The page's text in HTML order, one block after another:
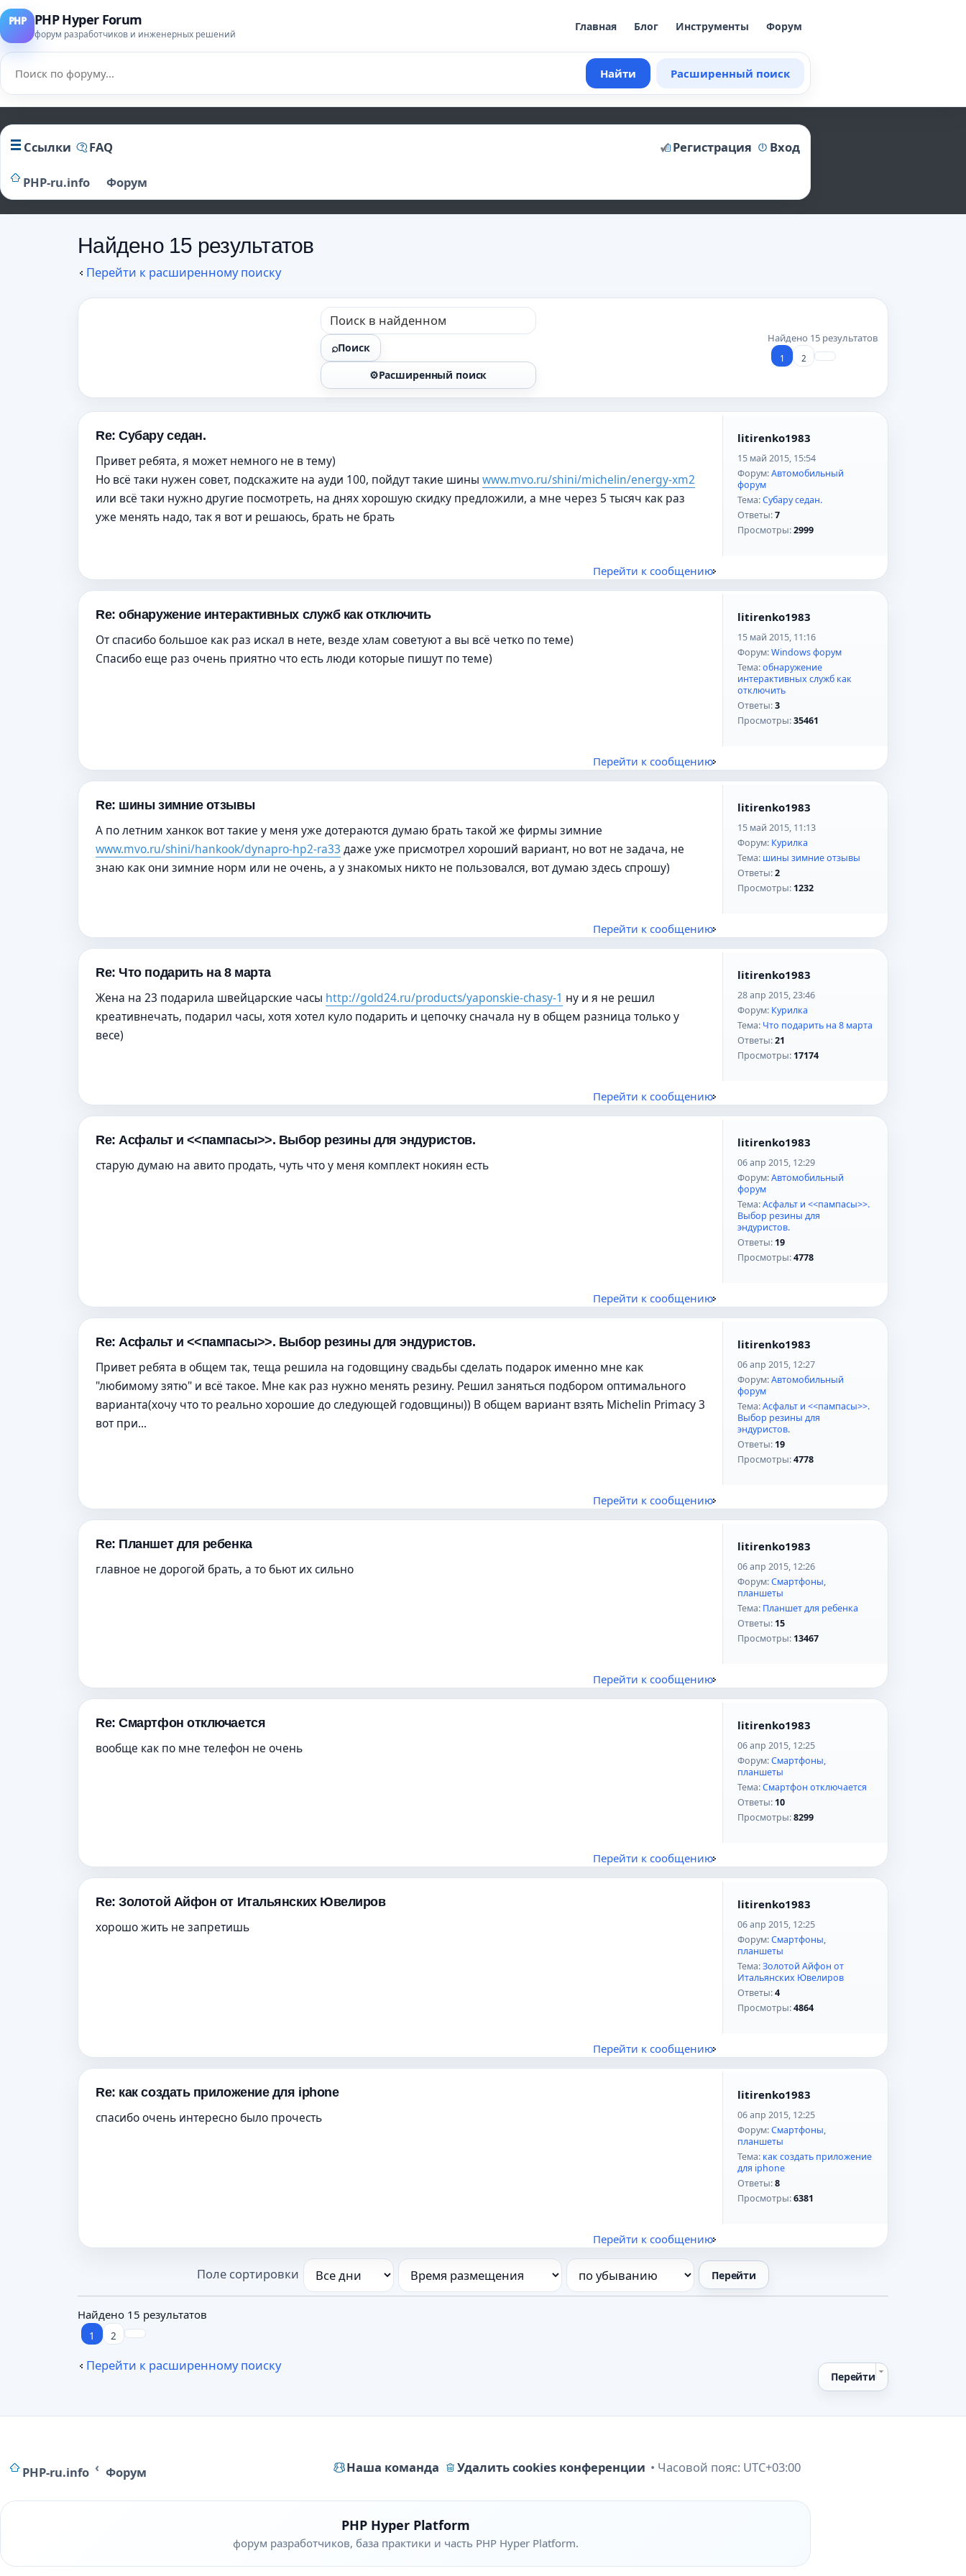
PHP Hyper Forum
форум разработчиков и инженерных решений
Главная Блог Инструменты Форум
Найти Расширенный поиск
Ссылки FAQ Вход
Регистрация
PHP-ru.info Форум
Найдено 15 результатов
Перейти к расширенному поиску
Поиск
Расширенный поиск
Найдено 15 результатов
1 2
litirenko1983
15 май 2015, 15:54
Форум:Автомобильный
форум
Тема:Субару седан.
Ответы:7
Просмотры:2999
Re: Субару седан.
Привет ребята, я может немного не в тему)
Но всё таки нужен совет, подскажите на ауди 100, пойдут такие шины www.mvo.ru/shini/michelin/energy-xm2
или всё таки нужно другие посмотреть, на днях хорошую скидку предложили, а мне через 5 тысяч как раз
уже менять надо, так я вот и решаюсь, брать не брать
Перейти к сообщению
litirenko1983
15 май 2015, 11:16
Форум:Windows форум
Тема:обнаружение
интерактивных служб как
отключить
Ответы:3
Просмотры:35461
Re: обнаружение интерактивных служб как отключить
От спасибо большое как раз искал в нете, везде хлам советуют а вы всё четко по теме)
Спасибо еще раз очень приятно что есть люди которые пишут по теме)
Перейти к сообщению
litirenko1983
15 май 2015, 11:13
Форум: Курилка
Тема: шины зимние отзывы
Ответы:2
Просмотры: 1232
Re: шины зимние отзывы
А по летним ханкок вот такие у меня уже дотераются думаю брать такой же фирмы зимние
www.mvo.ru/shini/hankook/dynapro-hp2-ra33 даже уже присмотрел хороший вариант, но вот не задача, не
знаю как они зимние норм или не очень, а у знакомых никто не пользовался, вот думаю здесь спрошу)
Перейти к сообщению
litirenko1983
28 апр 2015, 23:46
Форум: Курилка
Тема: Что подарить на 8 марта
Ответы:21
Просмотры: 17174
Re: Что подарить на 8 марта
Жена на 23 подарила швейцарские часы http://gold24.ru/products/yaponskie-chasy-1 ну и я не решил
креативнечать, подарил часы, хотя хотел куло подарить и цепочку сначала ну в общем разница только у
весе)
Перейти к сообщению
litirenko1983
06 апр 2015, 12:29
Форум:Автомобильный
форум
Тема:Асфальт и <<пампасы>>.
Выбор резины для
эндуристов.
Ответы: 19
Просмотры:4778
Re: Асфальт и <<пампасы>>. Выбор резины для эндуристов.
старую думаю на авито продать, чуть что у меня комплект нокиян есть
Перейти к сообщению
litirenko1983
06 апр 2015, 12:27
Форум:Автомобильный
форум
Тема:Асфальт и <<пампасы>>.
Выбор резины для
эндуристов.
Ответы: 19
Просмотры:4778
Re: Асфальт и <<пампасы>>. Выбор резины для эндуристов.
Привет ребята в общем так, теща решила на годовщину свадьбы сделать подарок именно мне как
"любимому зятю" и всё такое. Мне как раз нужно менять резину. Решил заняться подбором оптимального
варианта(хочу что то реально хорошие до следующей годовщины)) В общем вариант взять Michelin Primacy 3
вот при...
Перейти к сообщению
litirenko1983
06 апр 2015, 12:26
Форум:Смартфоны,
планшеты
Тема: Планшет для ребенка
Ответы: 15
Просмотры: 13467
Re: Планшет для ребенка
главное не дорогой брать, а то бьют их сильно
Перейти к сообщению
litirenko1983
06 апр 2015, 12:25
Форум:Смартфоны,
планшеты
Тема:Смартфон отключается
Ответы: 10
Просмотры:8299
Re: Смартфон отключается
вообще как по мне телефон не очень
Перейти к сообщению
litirenko1983
06 апр 2015, 12:25
Форум:Смартфоны,
планшеты
Тема:Золотой Айфон от
Итальянских Ювелиров
Ответы:4
Просмотры:4864
Re: Золотой Айфон от Итальянских Ювелиров
хорошо жить не запретишь
Перейти к сообщению
litirenko1983
06 апр 2015, 12:25
Форум:Смартфоны,
планшеты
Тема: как создать приложение
для iphone
Ответы:8
Просмотры:6381
Re: как создать приложение для iphone
спасибо очень интересно было прочесть
Перейти к сообщению
Поле сортировки
Найдено 15 результатов
1 2
Перейти к расширенному поиску
Перейти
PHP-ru.info Форум Часовой пояс: UTC+03:00
Удалить cookies конференции
Наша команда
PHP Hyper Platform
форум разработчиков, база практики и часть PHP Hyper Platform.